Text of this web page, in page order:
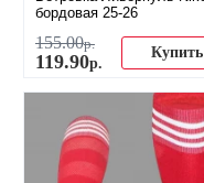
бордовая 25-26
155.00р.
119.90р.
Купить